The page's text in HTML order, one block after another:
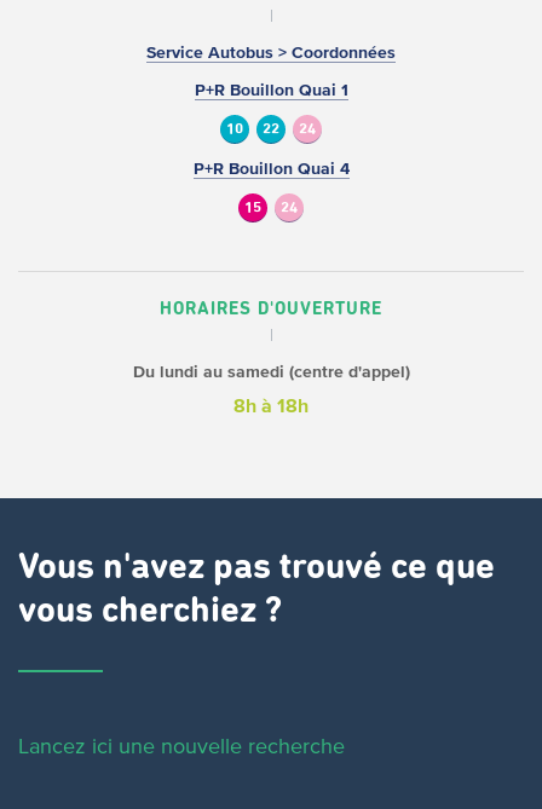
Service Autobus > Coordonnées
P+R Bouillon Quai 1
10 22 24
P+R Bouillon Quai 4
15 24
HORAIRES D'OUVERTURE
Du lundi au samedi (centre d'appel)
8h à 18h
Vous n'avez pas trouvé ce que
vous cherchiez ?
Lancez ici une nouvelle recherche